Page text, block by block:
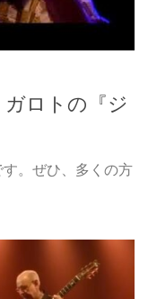
ロトの『ジ
。ぜひ、多くの方